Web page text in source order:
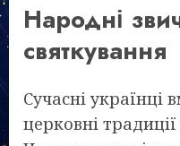
Народні
святкування
Сучасні українці
церковні